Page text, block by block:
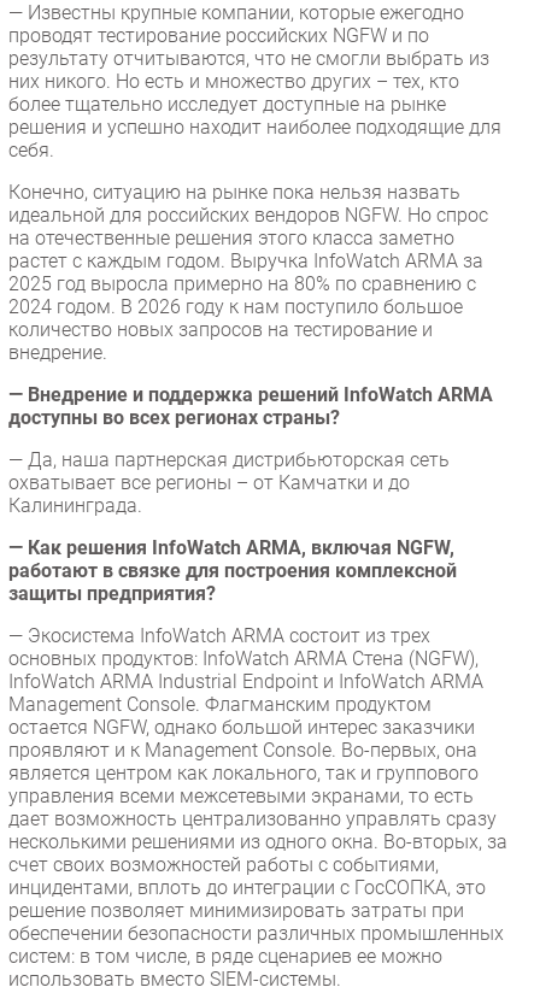
— Известны крупные компании, которые ежегодно
проводят тестирование российских NGFW и по
результату отчитываются, что не смогли выбрать из
них никого. Но есть и множество других – тех, кто
более тщательно исследует доступные на рынке
решения и успешно находит наиболее подходящие для
себя.
Конечно, ситуацию на рынке пока нельзя назвать
идеальной для российских вендоров NGFW. Но спрос
на отечественные решения этого класса заметно
растет с каждым годом. Выручка InfoWatch ARMA за
2025 год выросла примерно на 80% по сравнению с
2024 годом. В 2026 году к нам поступило большое
количество новых запросов на тестирование и
внедрение.
— Внедрение и поддержка решений InfoWatch ARMA
доступны во всех регионах страны?
— Да, наша партнерская дистрибьюторская сеть
охватывает все регионы – от Камчатки и до
Калининграда.
— Как решения InfoWatch ARMA, включая NGFW,
работают в связке для построения комплексной
защиты предприятия?
— Экосистема InfoWatch ARMA состоит из трех
основных продуктов: InfoWatch ARMA Стена (NGFW),
InfoWatch ARMA Industrial Endpoint и InfoWatch ARMA
Management Console. Флагманским продуктом
остается NGFW, однако большой интерес заказчики
проявляют и к Management Console. Во-первых, она
является центром как локального, так и группового
управления всеми межсетевыми экранами, то есть
дает возможность централизованно управлять сразу
несколькими решениями из одного окна. Во-вторых, за
счет своих возможностей работы с событиями,
инцидентами, вплоть до интеграции с ГосСОПКА, это
решение позволяет минимизировать затраты при
обеспечении безопасности различных промышленных
систем: в том числе, в ряде сценариев ее можно
использовать вместо SIEM-системы.